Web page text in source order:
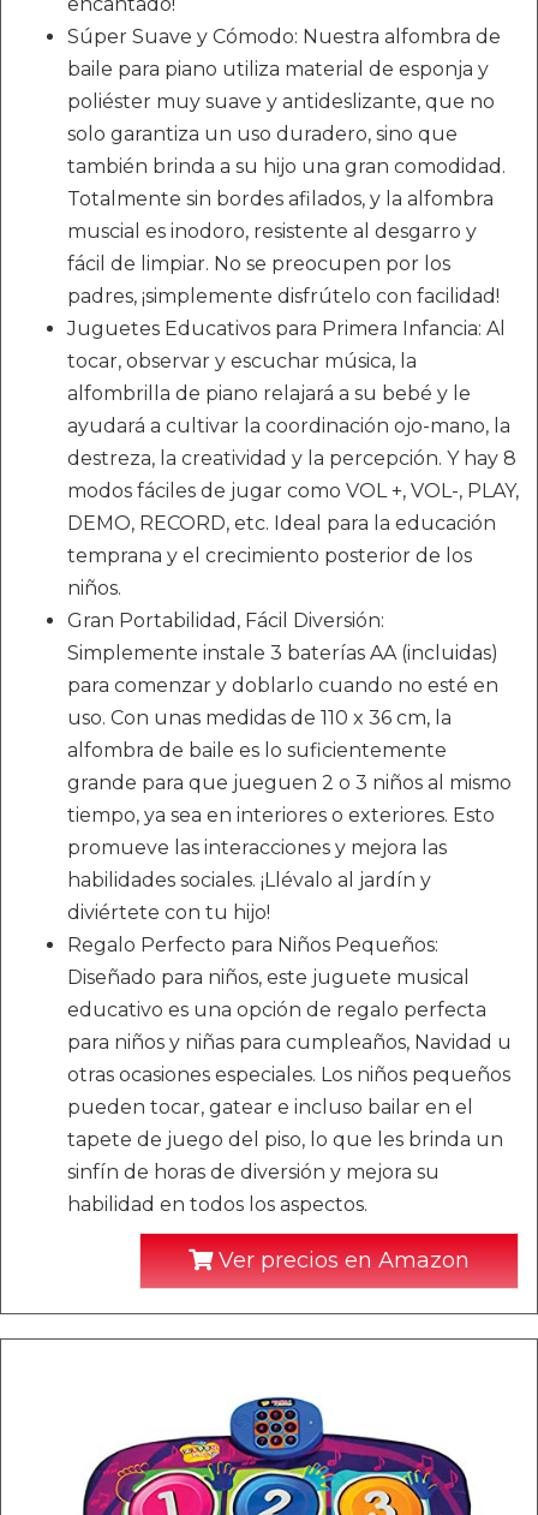
Súper Suave y Cómodo: Nuestra alfombra de
baile para piano utiliza material de esponja y
poliéster muy suave y antideslizante, que no
solo garantiza un uso duradero, sino que
también brinda a su hijo una gran comodidad.
Totalmente sin bordes afilados, y la alfombra
muscial es inodoro, resistente al desgarro y
fácil de limpiar. No se preocupen por los
padres, ¡simplemente disfrútelo con facilidad!
Juguetes Educativos para Primera Infancia: Al
tocar, observar y escuchar música, la
alfombrilla de piano relajará a su bebé y le
ayudará a cultivar la coordinación ojo-mano, la
destreza, la creatividad y la percepción. Y hay 8
modos fáciles de jugar como VOL +, VOL-, PLAY,
DEMO, RECORD, etc. Ideal para la educación
temprana y el crecimiento posterior de los
niños.
Gran Portabilidad, Fácil Diversión:
Simplemente instale 3 baterías AA (incluidas)
para comenzar y doblarlo cuando no esté en
uso. Con unas medidas de 110 x 36 cm, la
alfombra de baile es lo suficientemente
grande para que jueguen 2 o 3 niños al mismo
tiempo, ya sea en interiores o exteriores. Esto
promueve las interacciones y mejora las
habilidades sociales. ¡Llévalo al jardín y
diviértete con tu hijo!
Regalo Perfecto para Niños Pequeños:
Diseñado para niños, este juguete musical
educativo es una opción de regalo perfecta
para niños y niñas para cumpleaños, Navidad u
otras ocasiones especiales. Los niños pequeños
pueden tocar, gatear e incluso bailar en el
tapete de juego del piso, lo que les brinda un
sinfín de horas de diversión y mejora su
habilidad en todos los aspectos.
Ver precios en Amazon